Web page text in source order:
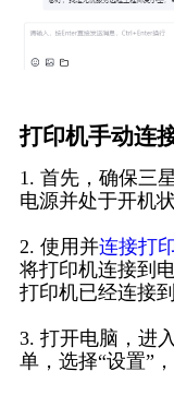
打印机手动连
1. 首先，确保三
电源并处于开机状
2. 使用并连接打
将打印机连接到
打印机已经连接
3. 打开电脑，进
单，选择“设置”